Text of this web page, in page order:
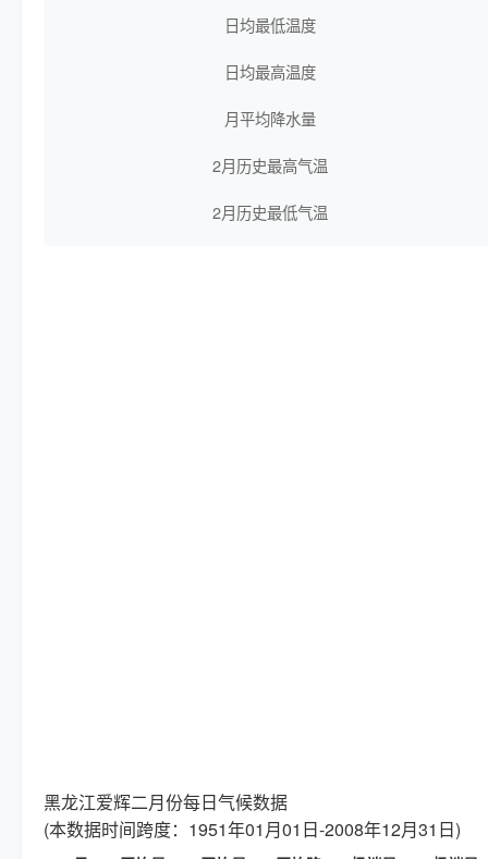
日均最低温度
日均最高温度
月平均降水量
2月历史最高气温
2月历史最低气温
黑龙江爱辉二月份每日气候数据
(本数据时间跨度：1951年01月01日-2008年12月31日)